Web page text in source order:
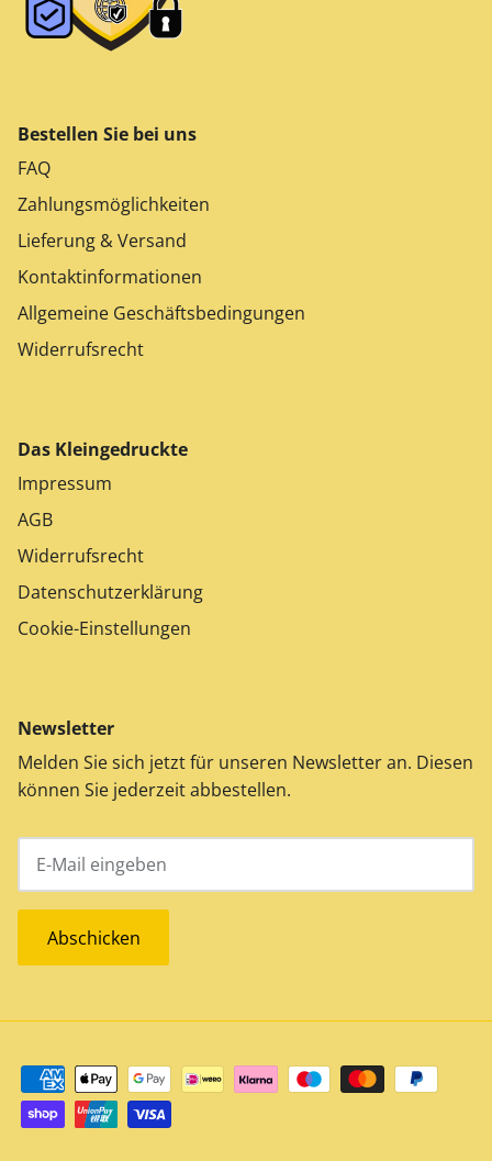
Bestellen Sie bei uns
FAQ
Zahlungsmöglichkeiten
Lieferung & Versand
Kontaktinformationen
Allgemeine Geschäftsbedingungen
Widerrufsrecht
Das Kleingedruckte
Impressum
AGB
Widerrufsrecht
Datenschutzerklärung
Cookie-Einstellungen
Newsletter
Melden Sie sich jetzt für unseren Newsletter an. Diesen
können Sie jederzeit abbestellen.
Abschicken